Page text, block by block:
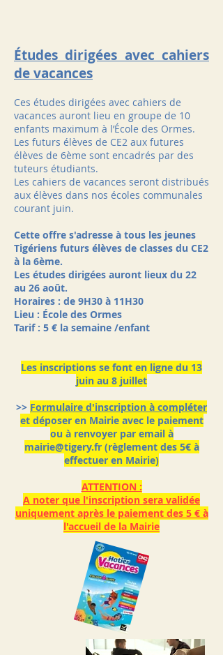
Études dirigées avec cahiers
de vacances
Ces études dirigées avec cahiers de
vacances auront lieu en groupe de 10
enfants maximum à l’École des Ormes.
Les futurs élèves de CE2 aux futures
élèves de 6ème sont encadrés par des
tuteurs étudiants.
Les cahiers de vacances seront distribués
aux élèves dans nos écoles communales
courant juin.
​Cette offre s'adresse à tous les jeunes
Tigériens futurs élèves de classes du CE2
à la 6ème.
Les études dirigées auront lieux du 22
au 26 août.
Horaires : de 9H30 à 11H30
Lieu : École des Ormes
Tarif : 5 € la semaine /enfant
Les inscriptions se font en ligne du 13
juin au 8 juillet
>> Formulaire d'inscription à compléter
et déposer en Mairie avec le paiement
ou à renvoyer par email à
mairie@tigery.fr(règlement des 5€ à
effectuer en Mairie)
ATTENTION :
A noter que l'inscription sera validée
uniquement après le paiement des 5 € à
l'accueil de la Mairie